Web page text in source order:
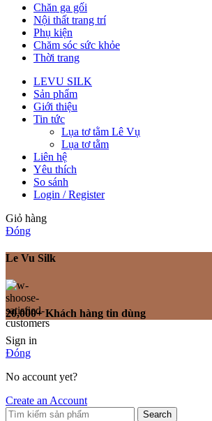
Chăn ga gối
Nội thất trang trí
Phụ kiện
Chăm sóc sức khỏe
Thời trang
LEVU SILK
Sản phẩm
Giới thiệu
Tin tức
Lụa tơ tằm Lê Vụ
Lụa tơ tằm
Liên hệ
Yêu thích
So sánh
Login / Register
Giỏ hàng
Đóng
Le Vu Silk
20,000+ Khách hàng tin dùng
Sign in
Đóng
No account yet?
Create an Account
Search